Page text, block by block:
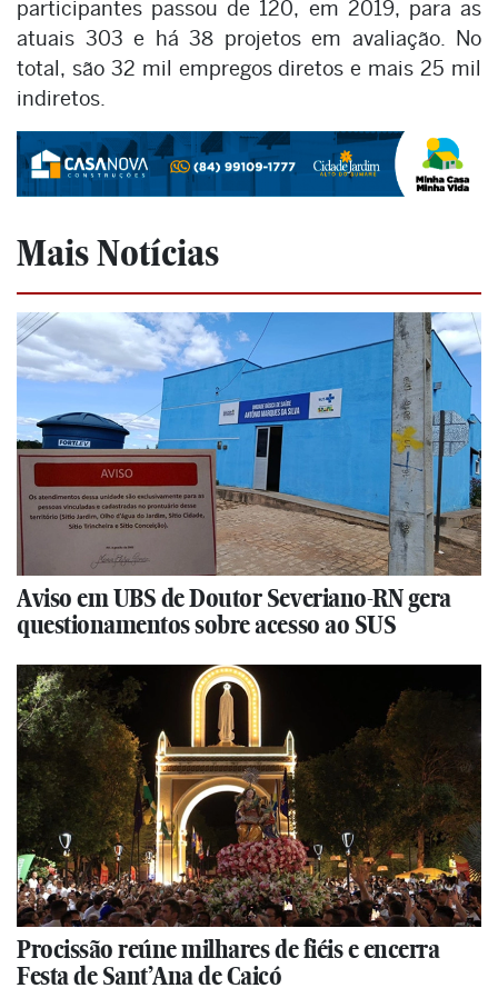
participantes passou de 120, em 2019, para as
atuais 303 e há 38 projetos em avaliação. No
total, são 32 mil empregos diretos e mais 25 mil
indiretos.
Mais Notícias
Aviso em UBS de Doutor Severiano-RN gera
questionamentos sobre acesso ao SUS
Procissão reúne milhares de fiéis e encerra
Festa de Sant’Ana de Caicó